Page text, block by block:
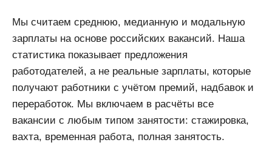
Мы считаем среднюю, медианную и модальную
зарплаты на основе российских вакансий. Наша
статистика показывает предложения
работодателей, а не реальные зарплаты, которые
получают работники с учётом премий, надбавок и
переработок. Мы включаем в расчёты все
вакансии с любым типом занятости: стажировка,
вахта, временная работа, полная занятость.